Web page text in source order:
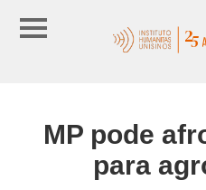
MP pode
para